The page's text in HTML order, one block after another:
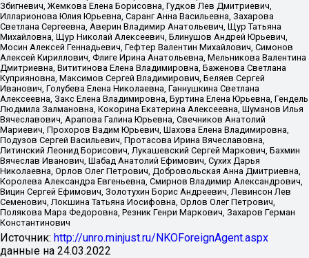
Збигневич, Жемкова Елена Борисовна, Гудков Лев Дмитриевич,
Илларионова Юлия Юрьевна, Саранг Анна Васильевна, Захарова
Светлана Сергеевна, Аверин Владимир Анатольевич, Щур Татьяна
Михайловна, Щур Николай Алексеевич, Блинушов Андрей Юрьевич,
Мосин Алексей Геннадьевич, Гефтер Валентин Михайлович, Симонов
Алексей Кириллович, Флиге Ирина Анатольевна, Мельникова Валентина
Дмитриевна, Вититинова Елена Владимировна, Баженова Светлана
Куприяновна, Максимов Сергей Владимирович, Беляев Сергей
Иванович, Голубева Елена Николаевна, Ганнушкина Светлана
Алексеевна, Закс Елена Владимировна, Буртина Елена Юрьевна, Гендель
Людмила Залмановна, Кокорина Екатерина Алексеевна, Шуманов Илья
Вячеславович, Арапова Галина Юрьевна, Свечников Анатолий
Мариевич, Прохоров Вадим Юрьевич, Шахова Елена Владимировна,
Подузов Сергей Васильевич, Протасова Ирина Вячеславовна,
Литинский Леонид Борисович, Лукашевский Сергей Маркович, Бахмин
Вячеслав Иванович, Шабад Анатолий Ефимович, Сухих Дарья
Николаевна, Орлов Олег Петрович, Добровольская Анна Дмитриевна,
Королева Александра Евгеньевна, Смирнов Владимир Александрович,
Вицин Сергей Ефимович, Золотухин Борис Андреевич, Левинсон Лев
Семенович, Локшина Татьяна Иосифовна, Орлов Олег Петрович,
Полякова Мара Федоровна, Резник Генри Маркович, Захаров Герман
Константинович
Источник: http://unro.minjust.ru/NKOForeignAgent.aspx
данные на 24.03.2022